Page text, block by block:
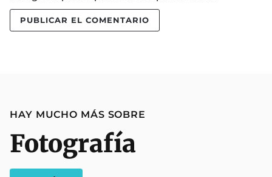
HAY MUCHO MÁS SOBRE
Fotografía